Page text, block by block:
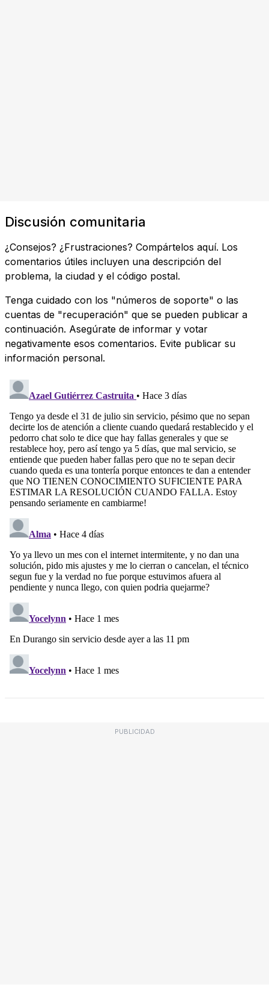
Discusión comunitaria
¿Consejos? ¿Frustraciones? Compártelos aquí. Los
comentarios útiles incluyen una descripción del
problema, la ciudad y el código postal.
Tenga cuidado con los "números de soporte" o las
cuentas de "recuperación" que se pueden publicar a
continuación. Asegúrate de informar y votar
negativamente esos comentarios. Evite publicar su
información personal.
PUBLICIDAD